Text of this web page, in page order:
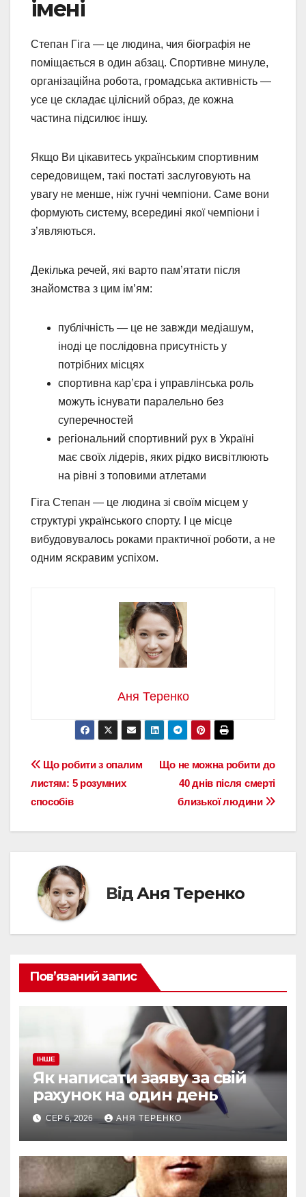
імені
Степан Гіга — це людина, чия біографія не
поміщається в один абзац. Спортивне минуле,
організаційна робота, громадська активність —
усе це складає цілісний образ, де кожна
частина підсилює іншу.
Якщо Ви цікавитесь українським спортивним
середовищем, такі постаті заслуговують на
увагу не менше, ніж гучні чемпіони. Саме вони
формують систему, всередині якої чемпіони і
з’являються.
Декілька речей, які варто пам’ятати після
знайомства з цим ім’ям:
публічність — це не завжди медіашум,
іноді це послідовна присутність у
потрібних місцях
спортивна кар’єра і управлінська роль
можуть існувати паралельно без
суперечностей
регіональний спортивний рух в Україні
має своїх лідерів, яких рідко висвітлюють
на рівні з топовими атлетами
Гіга Степан — це людина зі своїм місцем у
структурі українського спорту. І це місце
вибудовувалось роками практичної роботи, а не
одним яскравим успіхом.
Аня Теренко
Навігація
записів
Що не можна робити до
40 днів після смерті
близької людини
Що робити з опалим
листям: 5 розумних
способів
ВідАня Теренко
Пов’язаний запис
ІНШЕ
Як написати заяву за свій
рахунок на один день
СЕР 6, 2026 АНЯ ТЕРЕНКО